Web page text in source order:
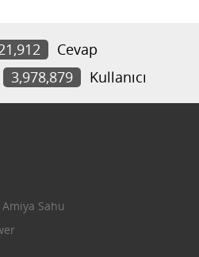
Cevap
3,978,879 Kullanıcı
Amiya Sahu